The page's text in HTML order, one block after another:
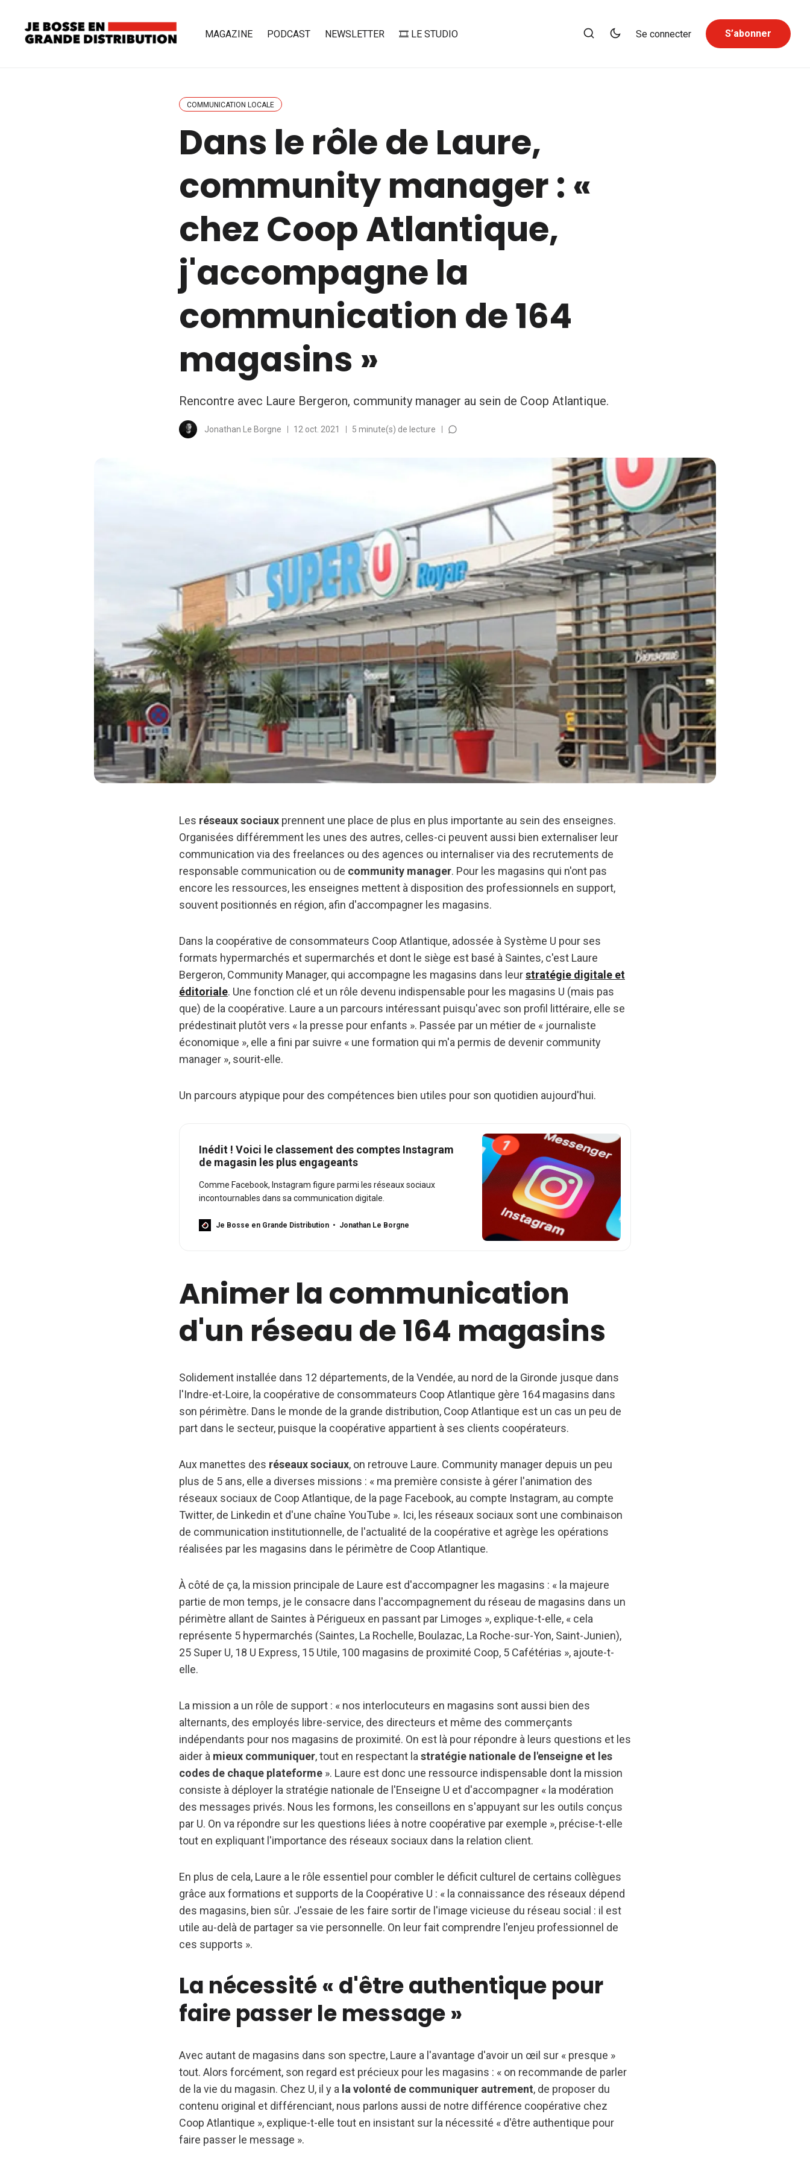
MAGAZINE PODCAST NEWSLETTER 🎞️ LE STUDIO Se connecter S’abonner
COMMUNICATION LOCALE
Dans le rôle de Laure,
community manager : «
chez Coop Atlantique,
j'accompagne la
communication de 164
magasins »
Rencontre avec Laure Bergeron, community manager au sein de Coop Atlantique.
Jonathan Le Borgne 12 oct. 2021 5 minute(s) de lecture
Les réseaux sociaux prennent une place de plus en plus importante au sein des enseignes.
Organisées différemment les unes des autres, celles-ci peuvent aussi bien externaliser leur
communication via des freelances ou des agences ou internaliser via des recrutements de
responsable communication ou de community manager. Pour les magasins qui n'ont pas
encore les ressources, les enseignes mettent à disposition des professionnels en support,
souvent positionnés en région, afin d'accompagner les magasins.
Dans la coopérative de consommateurs Coop Atlantique, adossée à Système U pour ses
formats hypermarchés et supermarchés et dont le siège est basé à Saintes, c'est Laure
Bergeron, Community Manager, qui accompagne les magasins dans leurstratégie digitale et
éditoriale. Une fonction clé et un rôle devenu indispensable pour les magasins U (mais pas
que) de la coopérative. Laure a un parcours intéressant puisqu'avec son profil littéraire, elle se
prédestinait plutôt vers « la presse pour enfants ». Passée par un métier de « journaliste
économique », elle a fini par suivre « une formation qui m'a permis de devenir community
manager », sourit-elle.
Un parcours atypique pour des compétences bien utiles pour son quotidien aujourd'hui.
Inédit ! Voici le classement des comptes Instagram
de magasin les plus engageants
Comme Facebook, Instagram figure parmi les réseaux sociaux
incontournables dans sa communication digitale.
Je Bosse en Grande Distribution Jonathan Le Borgne
Animer la communication
d'un réseau de 164 magasins
Solidement installée dans 12 départements, de la Vendée, au nord de la Gironde jusque dans
l'Indre-et-Loire, la coopérative de consommateurs Coop Atlantique gère 164 magasins dans
son périmètre. Dans le monde de la grande distribution, Coop Atlantique est un cas un peu de
part dans le secteur, puisque la coopérative appartient à ses clients coopérateurs.
Aux manettes des réseaux sociaux, on retrouve Laure. Community manager depuis un peu
plus de 5 ans, elle a diverses missions : « ma première consiste à gérer l'animation des
réseaux sociaux de Coop Atlantique, de la page Facebook, au compte Instagram, au compte
Twitter, de Linkedin et d'une chaîne YouTube ». Ici, les réseaux sociaux sont une combinaison
de communication institutionnelle, de l'actualité de la coopérative et agrège les opérations
réalisées par les magasins dans le périmètre de Coop Atlantique.
À côté de ça, la mission principale de Laure est d'accompagner les magasins : « la majeure
partie de mon temps, je le consacre dans l'accompagnement du réseau de magasins dans un
périmètre allant de Saintes à Périgueux en passant par Limoges », explique-t-elle, « cela
représente 5 hypermarchés (Saintes, La Rochelle, Boulazac, La Roche-sur-Yon, Saint-Junien),
25 Super U, 18 U Express, 15 Utile, 100 magasins de proximité Coop, 5 Cafétérias », ajoute-t-
elle.
La mission a un rôle de support : « nos interlocuteurs en magasins sont aussi bien des
alternants, des employés libre-service, des directeurs et même des commerçants
indépendants pour nos magasins de proximité. On est là pour répondre à leurs questions et les
aider à mieux communiquer, tout en respectant la stratégie nationale de l'enseigne et les
codes de chaque plateforme ». Laure est donc une ressource indispensable dont la mission
consiste à déployer la stratégie nationale de l'Enseigne U et d'accompagner « la modération
des messages privés. Nous les formons, les conseillons en s'appuyant sur les outils conçus
par U. On va répondre sur les questions liées à notre coopérative par exemple », précise-t-elle
tout en expliquant l'importance des réseaux sociaux dans la relation client.
En plus de cela, Laure a le rôle essentiel pour combler le déficit culturel de certains collègues
grâce aux formations et supports de la Coopérative U : « la connaissance des réseaux dépend
des magasins, bien sûr. J'essaie de les faire sortir de l'image vicieuse du réseau social : il est
utile au-delà de partager sa vie personnelle. On leur fait comprendre l'enjeu professionnel de
ces supports ».
La nécessité « d'être authentique pour
faire passer le message »
Avec autant de magasins dans son spectre, Laure a l'avantage d'avoir un œil sur « presque »
tout. Alors forcément, son regard est précieux pour les magasins : « on recommande de parler
de la vie du magasin. Chez U, il y a la volonté de communiquer autrement, de proposer du
contenu original et différenciant, nous parlons aussi de notre différence coopérative chez
Coop Atlantique », explique-t-elle tout en insistant sur la nécessité « d'être authentique pour
faire passer le message ».